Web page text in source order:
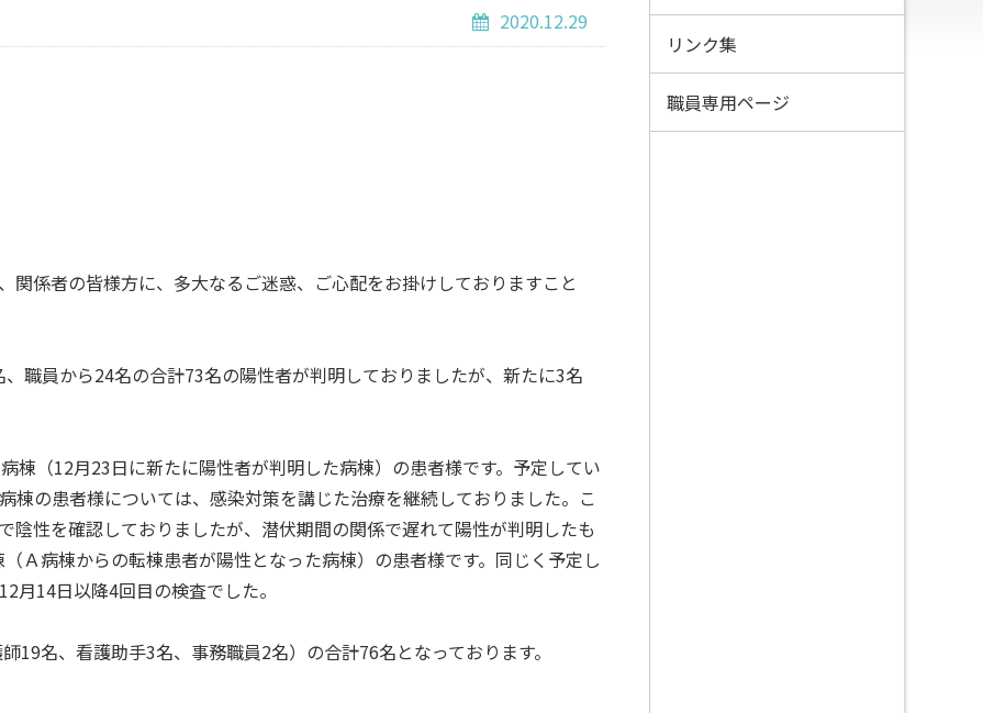
2020.12.29
関係者の皆様方に、多大なるご迷惑、ご心配をお掛けしておりますこと
職員から24名の合計73名の陽性者が判明しておりましたが、新たに3名
棟（12月23日に新たに陽性者が判明した病棟）の患者様です。予定してい
棟の患者様については、感染対策を講じた治療を継続しておりました。こ
陰性を確認しておりましたが、潜伏期間の関係で遅れて陽性が判明したも
Ａ病棟からの転棟患者が陽性となった病棟）の患者様です。同じく予定し
月14日以降4回目の検査でした。
19名、看護助手3名、事務職員2名）の合計76名となっております。
リンク集
職員専用ページ